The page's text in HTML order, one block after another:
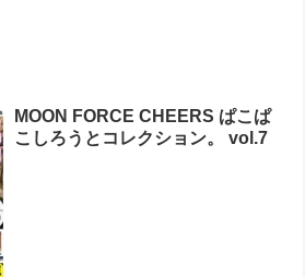
MOON FORCE CHEERS ぱこぱ
こしろうとコレクション。 vol.7